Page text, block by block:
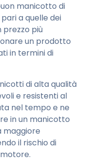
manicotto di
a quelle dei
prezzo più
un prodotto
in termini di
di alta qualità
e resistenti al
nel tempo e ne
in un manicotto
maggiore
il rischio di